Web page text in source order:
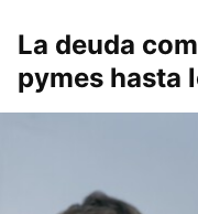
La deuda
pymes hasta